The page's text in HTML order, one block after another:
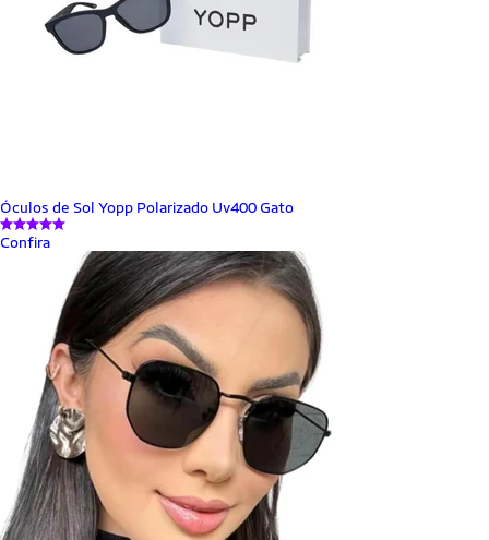
Óculos de Sol Yopp Polarizado Uv400 Gato
Confira